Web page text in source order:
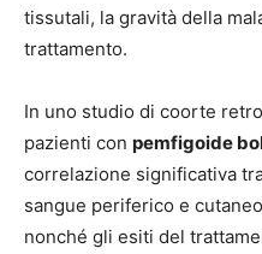
tissutali, la gravità della
trattamento.
In uno studio di coorte
pazienti con pemfigoide
correlazione significativa
sangue periferico e
nonché gli esiti del